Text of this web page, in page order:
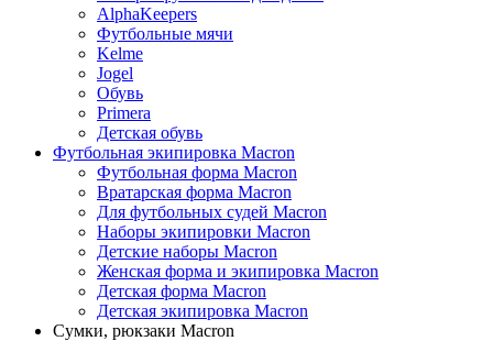
AlphaKeepers
Футбольные мячи
Kelme
Jogel
Обувь
Primera
Детская обувь
Футбольная экипировка Macron
Футбольная форма Macron
Вратарская форма Macron
Для футбольных судей Macron
Наборы экипировки Macron
Детские наборы Macron
Женская форма и экипировка Macron
Детская форма Macron
Детская экипировка Macron
Сумки, рюкзаки Macron